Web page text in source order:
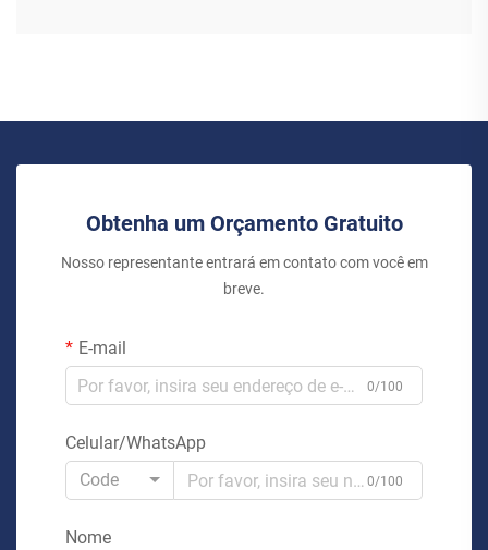
Obtenha um Orçamento Gratuito
Nosso representante entrará em contato com você em
breve.
E-mail
0/100
Celular/WhatsApp
Code
0/100
Nome